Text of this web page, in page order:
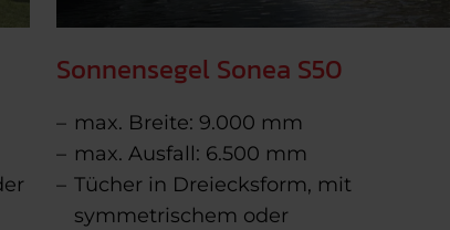
Sonnensegel Sonea S50
max. Breite: 9.000 mm
max. Ausfall: 6.500 mm
Tücher in Dreiecksform, mit
symmetrischem oder